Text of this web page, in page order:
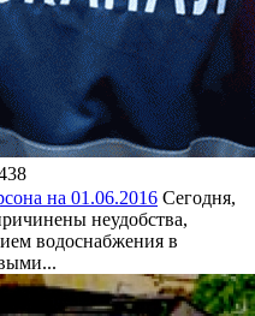
на 01.06.2016 Сегодня,
неудобства,
водоснабжения в